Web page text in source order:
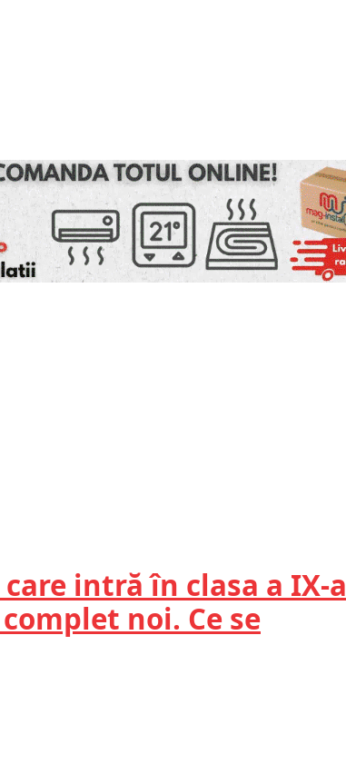
intră în clasa a IX-a
noi. Ce se